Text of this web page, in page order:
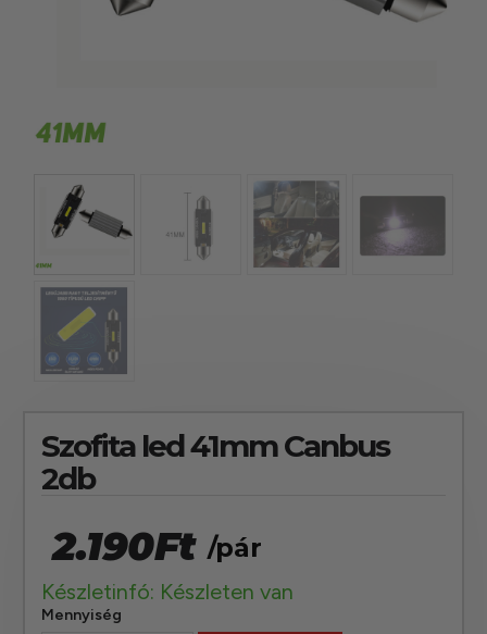
Szofita led 41mm Canbus
2db
2.190Ft /pár
Készletinfó: Készleten van
Mennyiség